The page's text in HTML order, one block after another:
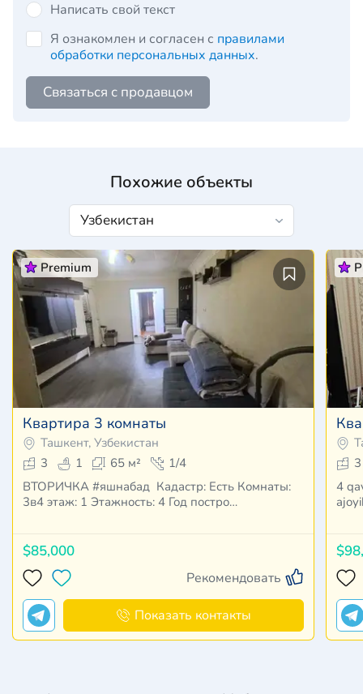
Написать свой текст
Я ознакомлен и согласен с правилами
обработки персональных данных.
Связаться с продавцом
Похожие объекты
Premium
Квартира 3 комнаты
Ташкент, Узбекистан
3
1 65 м²
1/4
ВТОРИЧКА #яшнабад Кадастр: Есть Комнаты:
3в4 этаж: 1 Этажность: 4 Год постро…
$85,000
Рекомендовать
Показать контакты
3
4 qavatli uyning 1 qavatida joylashgan 3 xonali